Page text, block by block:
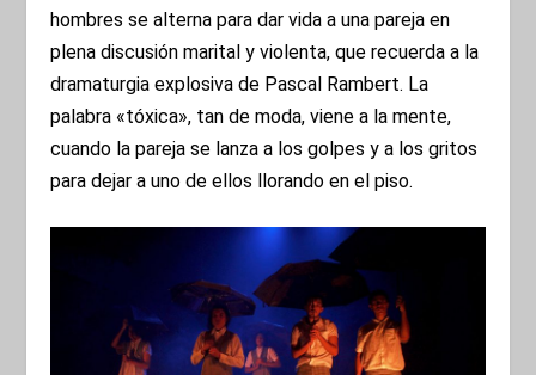
hombres se alterna para dar vida a una pareja en
plena discusión marital y violenta, que recuerda a la
dramaturgia explosiva de Pascal Rambert. La
palabra «tóxica», tan de moda, viene a la mente,
cuando la pareja se lanza a los golpes y a los gritos
para dejar a uno de ellos llorando en el piso.